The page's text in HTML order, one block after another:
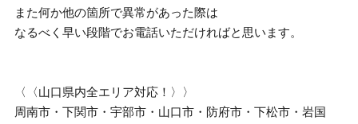
また何か他の箇所で異常があった際は
なるべく早い段階でお電話いただければと思います。
〈〈山口県内全エリア対応！〉〉
周南市・下関市・宇部市・山口市・防府市・下松市・岩国